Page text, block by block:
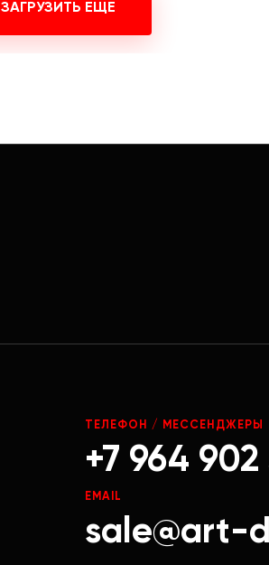
ЗАГРУЗИТЬ ЕЩЕ
ТЕЛЕФОН / МЕССЕНДЖЕРЫ
+7 964 902
EMAIL
sale@art-